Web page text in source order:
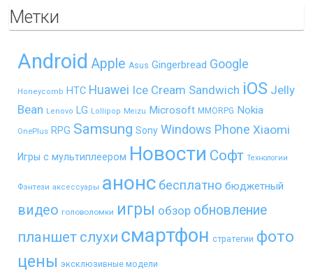
Метки
Android Apple Asus Gingerbread Google
Honeycomb HTC Huawei Ice Cream Sandwich iOS Jelly
Bean Lenovo LG Lollipop Meizu Microsoft MMORPG Nokia
OnePlus RPG Samsung Sony Windows Phone Xiaomi
Игры с мультиплеером Новости Софт Технологии
Фэнтези аксессуары анонс бесплатно бюджетный
видео головоломки игры обзор обновление
планшет слухи смартфон стратегии фото
цены эксклюзивные модели